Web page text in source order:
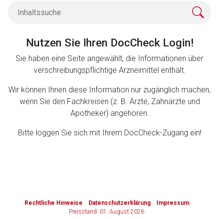
Nutzen Sie Ihren DocCheck Login!
Sie haben eine Seite angewählt, die Informationen über
verschreibungspflichtige Arzneimittel enthält.
Wir können Ihnen diese Information nur zugänglich machen,
wenn Sie den Fachkreisen (z. B. Ärzte, Zahnärzte und
Apotheker) angehören.
Bitte loggen Sie sich mit Ihrem DocCheck-Zugang ein!
Rechtliche Hinweise Datenschutzerklärung
Impressum
Preisstand: 01. August 2026